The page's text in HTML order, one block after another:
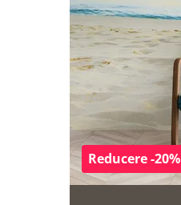
Reducere -20%